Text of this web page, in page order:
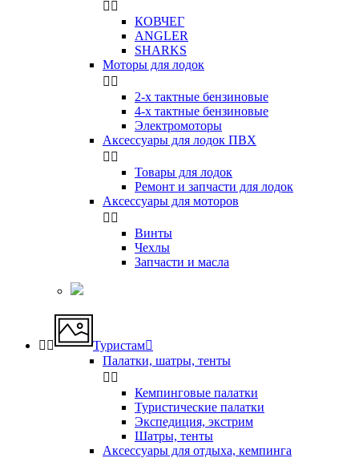
 
КОВЧЕГ
ANGLER
SHARKS
Моторы для лодок
 
2-х тактные бензиновые
4-х тактные бензиновые
Электромоторы
Аксессуары для лодок ПВХ
 
Товары для лодок
Ремонт и запчасти для лодок
Аксессуары для моторов
 
Винты
Чехлы
Запчасти и масла
  Туристам
Палатки, шатры, тенты
 
Кемпинговые палатки
Туристические палатки
Экспедиция, экстрим
Шатры, тенты
Аксессуары для отдыха, кемпинга